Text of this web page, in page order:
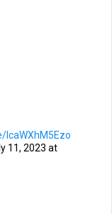
lcaWXhM5Ezo
11, 2023 at